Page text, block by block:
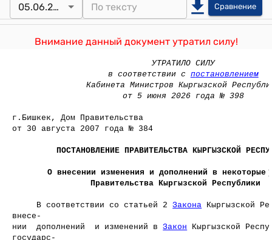
05.06.2026 Сравнение
Внимание данный документ утратил силу!